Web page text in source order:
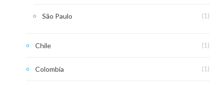
São Paulo (1)
Chile (1)
Colombia (1)